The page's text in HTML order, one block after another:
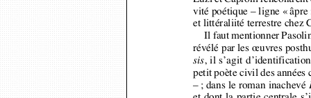
et littéraliité terrestre chez
Il faut mentionner
révélé par les œuvres
sis, il s’agit
petit poète civil des
–; dans le roman
et dont la partie centrale
s’agit de visions